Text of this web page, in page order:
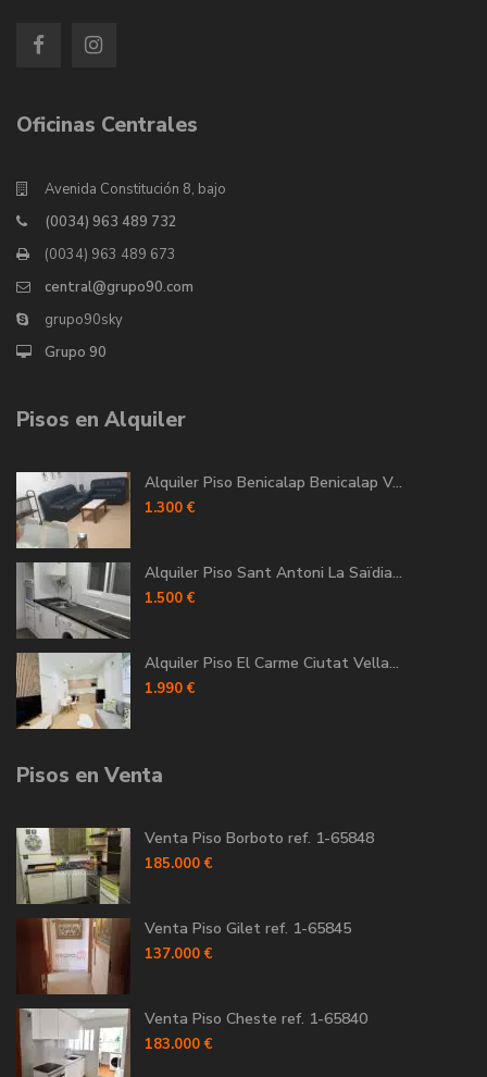
Oficinas Centrales
Avenida Constitución 8, bajo
(0034) 963 489 732
(0034) 963 489 673
central@grupo90.com
grupo90sky
Grupo 90
Pisos en Alquiler
Alquiler Piso Benicalap Benicalap V...
1.300 €
Alquiler Piso Sant Antoni La Saïdia...
1.500 €
Alquiler Piso El Carme Ciutat Vella...
1.990 €
Pisos en Venta
Venta Piso Borboto ref. 1-65848
185.000 €
Venta Piso Gilet ref. 1-65845
137.000 €
Venta Piso Cheste ref. 1-65840
183.000 €